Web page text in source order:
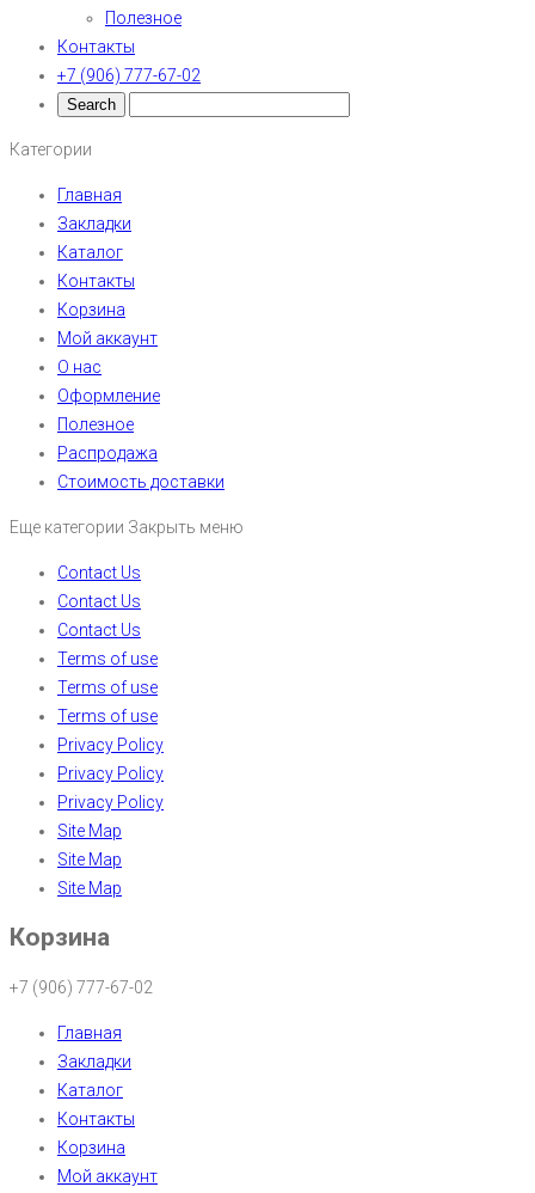
Полезное
Контакты
+7 (906) 777-67-02
Категории
Главная
Закладки
Каталог
Контакты
Корзина
Мой аккаунт
О нас
Оформление
Полезное
Распродажа
Стоимость доставки
Еще категории Закрыть меню
Contact Us
Contact Us
Contact Us
Terms of use
Terms of use
Terms of use
Privacy Policy
Privacy Policy
Privacy Policy
Site Map
Site Map
Site Map
Корзина
+7 (906) 777-67-02
Главная
Закладки
Каталог
Контакты
Корзина
Мой аккаунт